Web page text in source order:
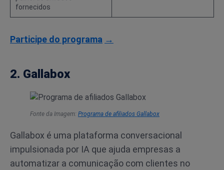
fornecidos
Participe do programa →
2. Gallabox
Fonte da Imagem: Programa de afiliados Gallabox
Gallabox é uma plataforma conversacional
impulsionada por IA que ajuda empresas a
automatizar a comunicação com clientes no